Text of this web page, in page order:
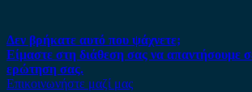
Δεν βρήκατε αυτό που ψάχνετε;
Είμαστε στη διάθεση σας να απαντήσουμε
ερώτηση σας.
Επικοινωνήστε μαζί μας